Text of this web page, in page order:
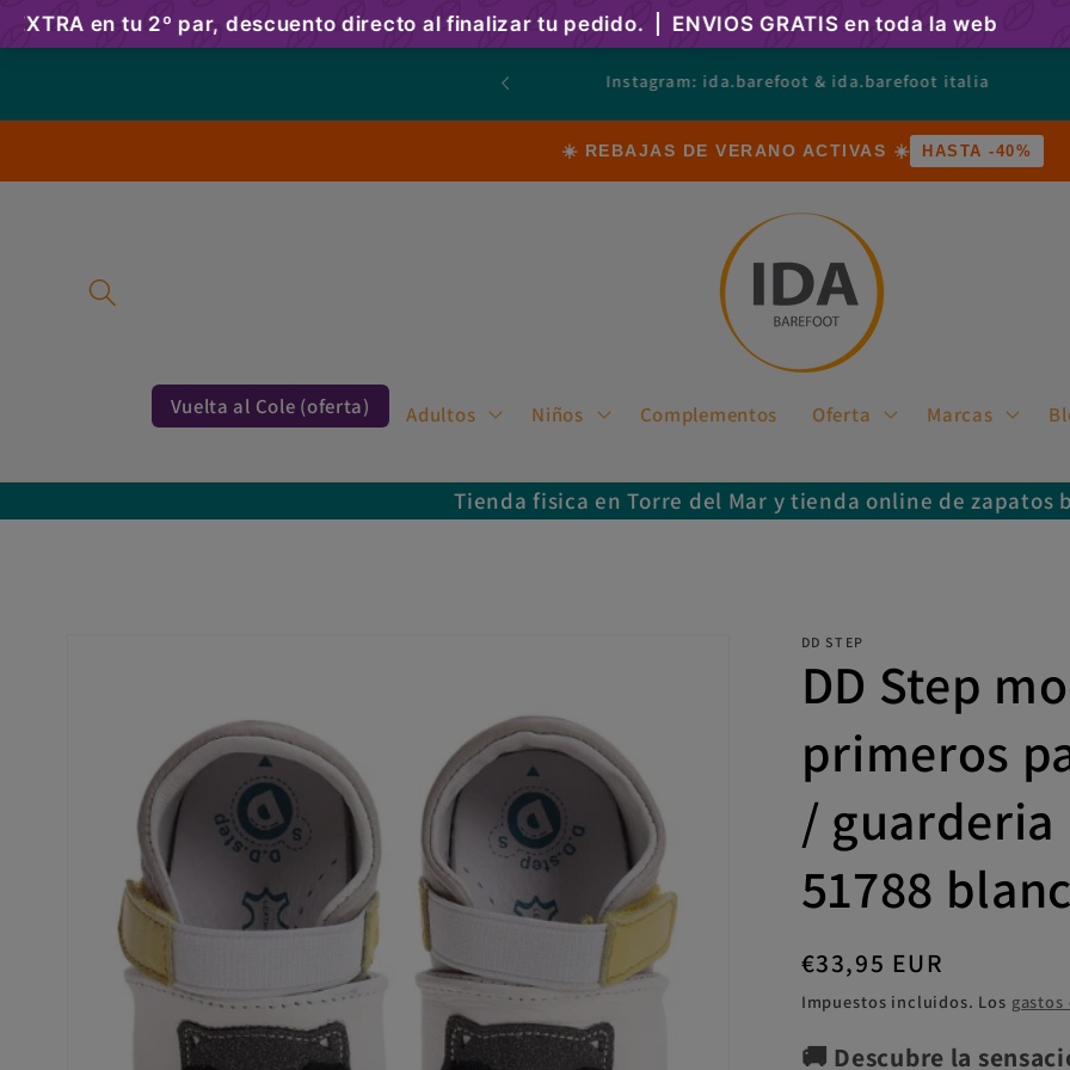
directamente
al contenido
cambiar el mundo desde los pasos de los niños
☀️ REBAJAS DE VERANO ACTIVAS ☀️ HASTA -40%
Vuelta al Cole (oferta) Adultos Niños Complementos Oferta Marcas
Tienda fisica en Torre del Mar y tienda online de zapatos
DD STEP
DD Step
primeros
/ guarderia
51788
Precio
habitual
€33,95 EUR
Impuestos incluidos. Los gastos
🚚 Descubre la